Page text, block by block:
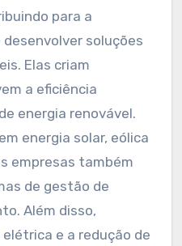
metas de
do país.
estão
a transição
para a
soluções
Elas criam
a eficiência